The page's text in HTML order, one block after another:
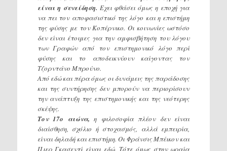
είναι η συνείδηση. Εχει φθάσει όμως η εποχή για
να πει τον αποφασιστικό της λόγο και η επιστήμη
της φύσης με τον Κοπέρνικο. Οι κοινωνίες ωστόσο
δεν είναι έτοιμες για την αμφισβήτηση του λόγου
των Γραφών από τον επιστημονικό λόγο περί
φύσης και το αποδεικνύουν καίγοντας τον
Τζορντάνο Μπρούνο.
Από εδώ και πέρα όμως οι δυνάμεις της παράδοσης
και της συντήρησης δεν μπορούν να περιορίσουν
την ανάπτυξη της επιστημονικής και της νεότερης
σκέψης.
Τον 17ο αιώνα,η φιλοσοφία πλέον δεν είναι
διαίσθηση, σχόλιο ή στοχασμός, αλλά εμπειρία,
είναι δηλαδή και επιστήμη. Οι Φράνσις Μπέικον και
Πιερ Γκασεντί είναι εδώ. Τότε όμως στην ωραία